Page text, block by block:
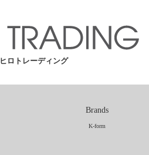
ヒロトレーディング
Brands
K-form